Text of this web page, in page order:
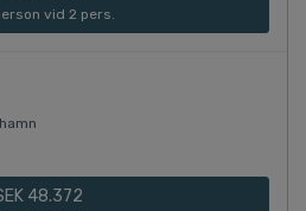
vid 2 pers.
48.372